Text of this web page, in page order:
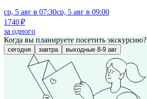
ср, 5 авг в 07:30ср, 5 авг в 09:00
1740 ₽
за одного
Когда вы планируете посетить экскурсию?
сегодня завтра выходные 8-9 авг